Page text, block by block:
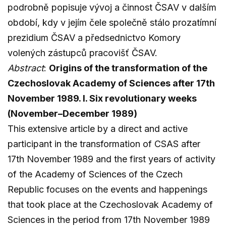
podrobně popisuje vývoj a činnost ČSAV v dalším
období, kdy v jejím čele společně stálo prozatímní
prezidium ČSAV a předsednictvo Komory
volených zástupců pracovišť ČSAV.
Abstract: Origins of the transformation of the
Czechoslovak Academy of Sciences after 17th
November 1989. I. Six revolutionary weeks
(November–December 1989)
This extensive article by a direct and active
participant in the transformation of CSAS after
17th November 1989 and the first years of activity
of the Academy of Sciences of the Czech
Republic focuses on the events and happenings
that took place at the Czechoslovak Academy of
Sciences in the period from 17th November 1989